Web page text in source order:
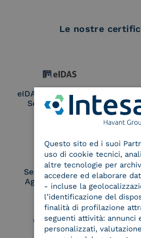
Le nostre
eIDAS Qualified Trust
Service Provider
Service Provider e
Aggregatore SPID
Conservatore
qualificato
Questo sito ed i suoi
uso di cookie tecnici,
altre tecnologie per
accedere ed elaborare
- incluse la
l’identificazione del
finalità di profilazione
seguenti attività: annunci
personalizzati,